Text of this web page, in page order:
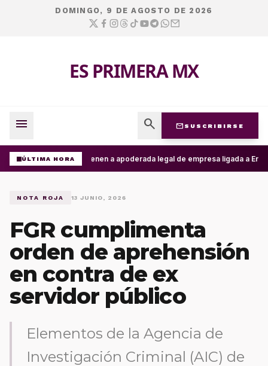
DOMINGO, 9 DE AGOSTO DE 2026
ES PRIMERA MX
menu search mail SUSCRIBIRSE
ÚLTIMA HORADetienen a apoderada legal de empresa ligada a
NOTA ROJA 13 JUNIO, 2026
FGR cumplimenta
orden de aprehensión
en contra de ex
servidor público
Elementos de la Agencia de
Investigación Criminal (AIC) de